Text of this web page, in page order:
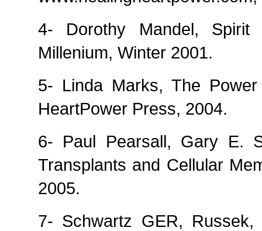
4- Dorothy Mandel,
Millenium, Winter 2001.
5- Linda Marks, The
HeartPower Press, 2004.
6- Paul Pearsall, Gary E.
Transplants and Cellular
2005.
7- Schwartz GER,